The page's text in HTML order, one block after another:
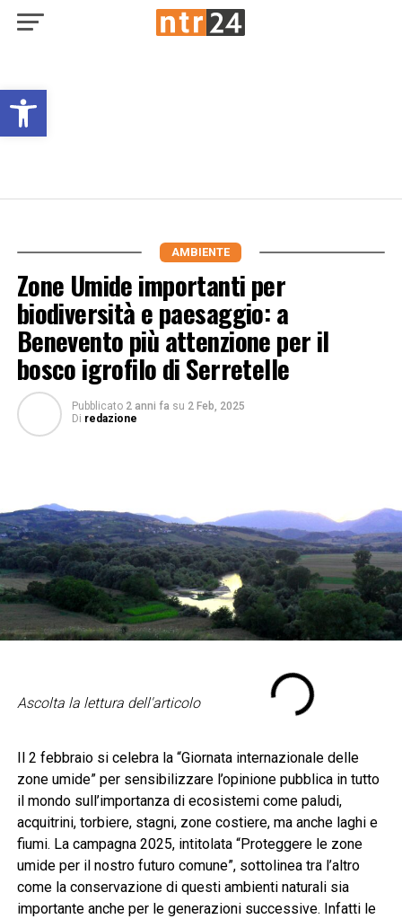
Open toolbar
AMBIENTE
Zone Umide importanti per
biodiversità e paesaggio: a
Benevento più attenzione per il
bosco igrofilo di Serretelle
Pubblicato 2 anni fa su 2 Feb, 2025
Di redazione
Ascolta la lettura dell'articolo
Il 2 febbraio si celebra la “Giornata internazionale delle
zone umide” per sensibilizzare l’opinione pubblica in tutto
il mondo sull’importanza di ecosistemi come paludi,
acquitrini, torbiere, stagni, zone costiere, ma anche laghi e
fiumi. La campagna 2025, intitolata “Proteggere le zone
umide per il nostro futuro comune”, sottolinea tra l’altro
come la conservazione di questi ambienti naturali sia
importante anche per le generazioni successive. Infatti le